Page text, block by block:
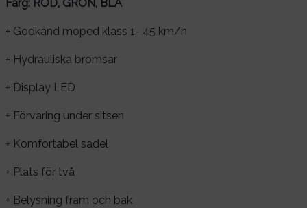
Färg: RÖD, GRÖN, BLÅ
+ Godkänd moped klass 1- 45 km/h
+ Hydrauliska bromsar
+ Display LED
+ Förvaring under sitsen
+ Komfortabel sadel
+ Plats för två
+ Belysning fram och bak